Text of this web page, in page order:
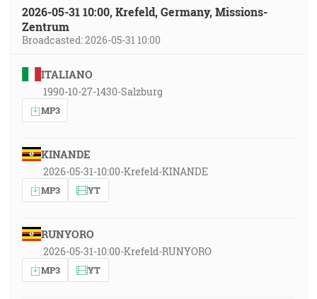
2026-05-31 10:00, Krefeld, Germany, Missions-
Zentrum
Broadcasted: 2026-05-31 10:00
ITALIANO
1990-10-27-1430-Salzburg
MP3
KINANDE
2026-05-31-10:00-Krefeld-KINANDE
MP3 YT
RUNYORO
2026-05-31-10:00-Krefeld-RUNYORO
MP3 YT